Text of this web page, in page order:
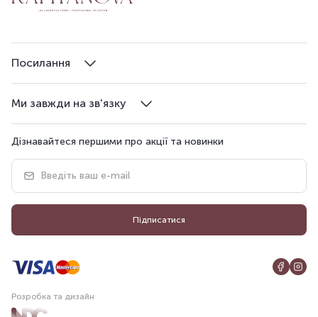
Ми завжди на зв'язку
Посилання
Дізнавайтеся першими про акції та новинки
Підписатися
Розробка та дизайн